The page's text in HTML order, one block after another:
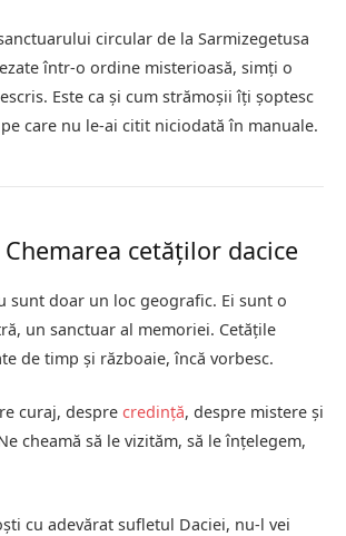
circular de la Sarmizegetusa
într-o ordine misterioasă, simți o
Este ca și cum strămoșii îți șoptesc
care nu le-ai citit niciodată în manuale.
cetăților dacice
sunt doar un loc geografic. Ei sunt o
un sanctuar al memoriei. Cetățile
de timp și războaie, încă vorbesc.
curaj, despre credință, despre mistere și
cheamă să le vizităm, să le înțelegem,
cu adevărat sufletul Daciei, nu-l vei